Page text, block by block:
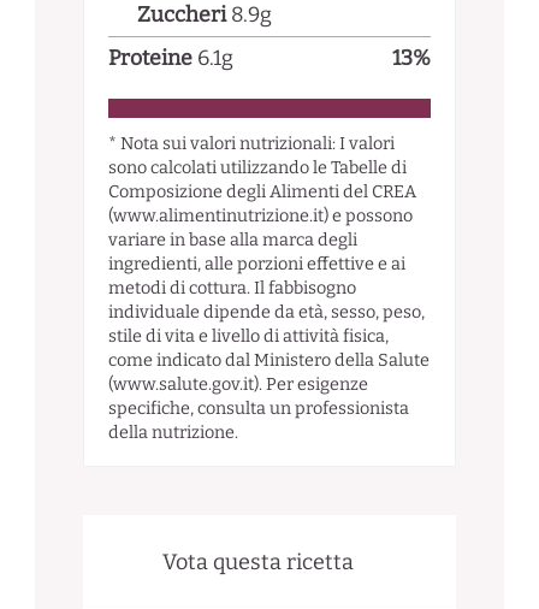
Zuccheri 8.9g
Proteine 6.1g 13%
* Nota sui valori nutrizionali: I valori
sono calcolati utilizzando le Tabelle di
Composizione degli Alimenti del CREA
(www.alimentinutrizione.it) e possono
variare in base alla marca degli
ingredienti, alle porzioni effettive e ai
metodi di cottura. Il fabbisogno
individuale dipende da età, sesso, peso,
stile di vita e livello di attività fisica,
come indicato dal Ministero della Salute
(www.salute.gov.it). Per esigenze
specifiche, consulta un professionista
della nutrizione.
Vota questa ricetta